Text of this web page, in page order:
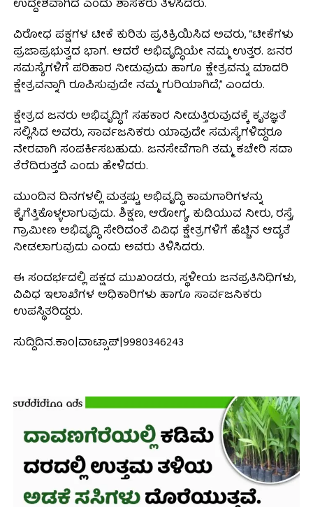
ಉದ್ದೇಶವಾಗಿದೆ ಎಂದು ಶಾಸಕರು ತಿಳಿಸಿದರು.
ವಿರೋಧ ಪಕ್ಷಗಳ ಟೀಕೆ ಕುರಿತು ಪ್ರತಿಕ್ರಿಯಿಸಿದ ಅವರು, “ಟೀಕೆಗಳು
ಪ್ರಜಾಪ್ರಭುತ್ವದ ಭಾಗ. ಆದರೆ ಅಭಿವೃದ್ಧಿಯೇ ನಮ್ಮ ಉತ್ತರ. ಜನರ
ಸಮಸ್ಯೆಗಳಿಗೆ ಪರಿಹಾರ ನೀಡುವುದು ಹಾಗೂ ಕ್ಷೇತ್ರವನ್ನು ಮಾದರಿ
ಕ್ಷೇತ್ರವನ್ನಾಗಿ ರೂಪಿಸುವುದೇ ನಮ್ಮ ಗುರಿಯಾಗಿದೆ,” ಎಂದರು.
ಕ್ಷೇತ್ರದ ಜನರು ಅಭಿವೃದ್ಧಿಗೆ ಸಹಕಾರ ನೀಡುತ್ತಿರುವುದಕ್ಕೆ ಕೃತಜ್ಞತೆ
ಸಲ್ಲಿಸಿದ ಅವರು, ಸಾರ್ವಜನಿಕರು ಯಾವುದೇ ಸಮಸ್ಯೆಗಳಿದ್ದರೂ
ನೇರವಾಗಿ ಸಂಪರ್ಕಿಸಬಹುದು. ಜನಸೇವೆಗಾಗಿ ತಮ್ಮ ಕಚೇರಿ ಸದಾ
ತೆರೆದಿರುತ್ತದೆ ಎಂದು ಹೇಳಿದರು.
ಮುಂದಿನ ದಿನಗಳಲ್ಲಿ ಮತ್ತಷ್ಟು ಅಭಿವೃದ್ಧಿ ಕಾಮಗಾರಿಗಳನ್ನು
ಕೈಗೆತ್ತಿಕೊಳ್ಳಲಾಗುವುದು. ಶಿಕ್ಷಣ, ಆರೋಗ್ಯ, ಕುಡಿಯುವ ನೀರು, ರಸ್ತೆ,
ಗ್ರಾಮೀಣ ಅಭಿವೃದ್ಧಿ ಸೇರಿದಂತೆ ವಿವಿಧ ಕ್ಷೇತ್ರಗಳಿಗೆ ಹೆಚ್ಚಿನ ಆದ್ಯತೆ
ನೀಡಲಾಗುವುದು ಎಂದು ಅವರು ತಿಳಿಸಿದರು.
ಈ ಸಂದರ್ಭದಲ್ಲಿ ಪಕ್ಷದ ಮುಖಂಡರು, ಸ್ಥಳೀಯ ಜನಪ್ರತಿನಿಧಿಗಳು,
ವಿವಿಧ ಇಲಾಖೆಗಳ ಅಧಿಕಾರಿಗಳು ಹಾಗೂ ಸಾರ್ವಜನಿಕರು
ಉಪಸ್ಥಿತರಿದ್ದರು.
ಸುದ್ದಿದಿನ.ಕಾಂ|ವಾಟ್ಸಾಪ್|9980346243